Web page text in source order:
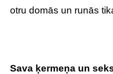
otru domās un runās
Sava ķermeņa un